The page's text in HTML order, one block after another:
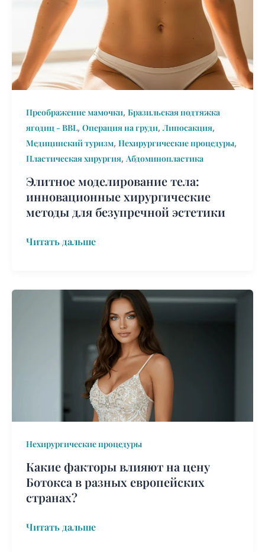
Преображение мамочки, Бразильская подтяжка
ягодиц - BBL, Операция на груди, Липосакция,
Медицинский туризм, Нехирургические процедуры,
Пластическая хирургия, Абдоминопластика
Элитное моделирование тела:
инновационные хирургические
методы для безупречной эстетики
инновационные
хирургические
методы
для
безупречной
эстетики
Читать дальше
Нехирургические процедуры
Какие факторы влияют на цену
Ботокса в разных европейских
странах?
европейских
Читать дальше